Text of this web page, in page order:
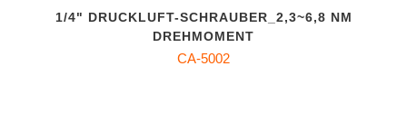
1/4" DRUCKLUFT-SCHRAUBER_2,3~6,8 NM
DREHMOMENT
CA-5002